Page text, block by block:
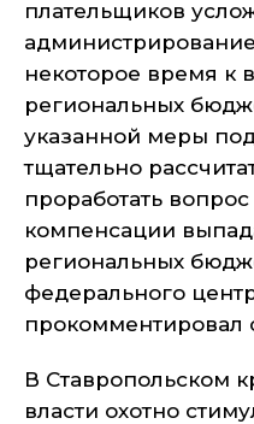
плательщиков
некоторое время
региональных
указанной меры
тщательно
проработать
компенсации
региональных
федерального
прокомментировал
В Ставропольском
власти охотно